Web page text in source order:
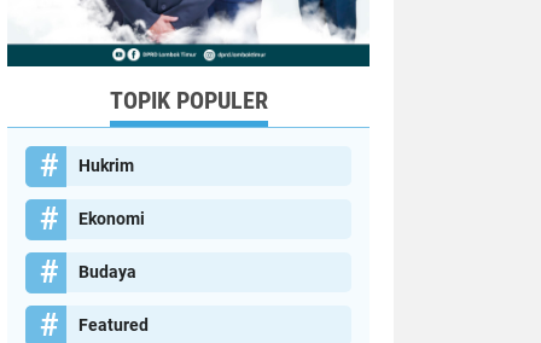
TOPIK POPULER
Hukrim
Ekonomi
Budaya
Featured